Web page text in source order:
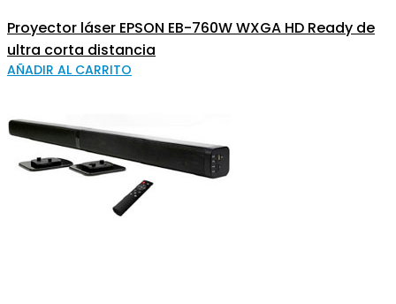
Proyector láser EPSON EB-760W WXGA HD Ready de
ultra corta distancia
AÑADIR AL CARRITO